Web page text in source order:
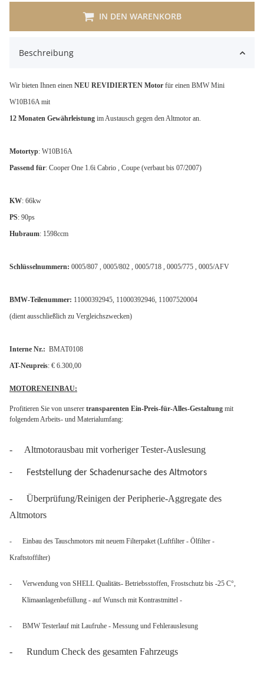
IN DEN WARENKORB
Beschreibung
Wir bieten Ihnen einen NEU REVIDIERTEN Motor für einen BMW Mini
W10B16A mit
12 Monaten Gewährleistung im Austausch gegen den Altmotor an.
Motortyp: W10B16A
Passend für: Cooper One 1.6i Cabrio , Coupe (verbaut bis 07/2007)
KW: 66kw
PS: 90ps
Hubraum: 1598ccm
Schlüsselnummern: 0005/807 , 0005/802 , 0005/718 , 0005/775 , 0005/AFV
BMW-Teilenummer: 11000392945, 11000392946, 11007520004
(dient ausschließlich zu Vergleichszwecken)
Interne Nr.: BMAT0108
AT-Neupreis: € 6.300,00
MOTORENEINBAU:
Profitieren Sie von unserer transparenten Ein-Preis-für-Alles-Gestaltung mit
folgendem Arbeits- und Materialumfang:
- Altmotorausbau mit vorheriger Tester-Auslesung
- Feststellung der Schadenursache des Altmotors
- Überprüfung/Reinigen der Peripherie-Aggregate des
Altmotors
- Einbau des Tauschmotors mit neuem Filterpaket (Luftfilter - Ölfilter -
Kraftstoffilter)
- Verwendung von SHELL Qualitäts- Betriebsstoffen, Frostschutz bis -25 C°,
Klimaanlagenbefüllung - auf Wunsch mit Kontrastmittel -
- BMW Testerlauf mit Laufruhe - Messung und Fehlerauslesung
- Rundum Check des gesamten Fahrzeugs